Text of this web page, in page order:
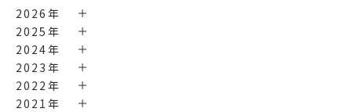
2026年
2025年
2024年
2023年
2022年
2021年